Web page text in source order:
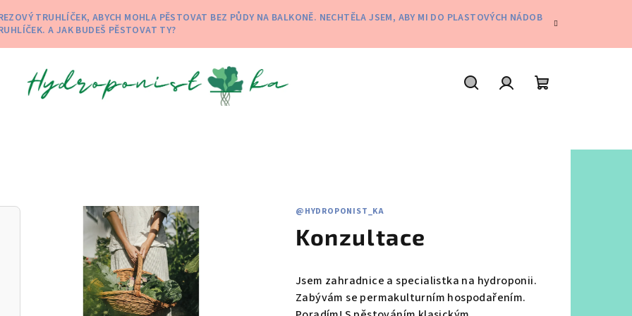
TRUHLÍČEK, ABYCH MOHLA PĚSTOVAT BEZ PŮDY NA BALKONĚ. NECHTĚLA JSEM, ABY MI DO PLASTOVÝCH NÁDOB
A JAK BUDEŠ PĚSTOVAT TY?
košík
@HYDROPONIST_KA
Konzultace
Jsem zahradnice a specialistka na hydroponii.
Zabývám se permakulturním hospodařením.